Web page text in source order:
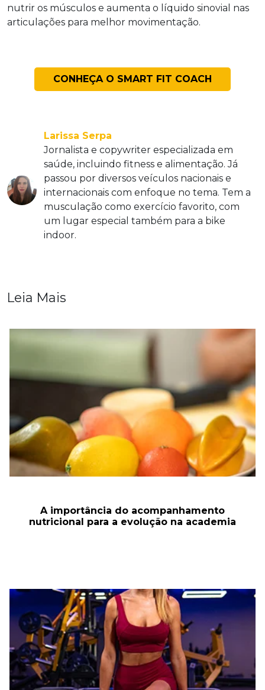
nutrir os músculos e aumenta o líquido sinovial nas
articulações para melhor movimentação.
CONHEÇA O SMART FIT COACH
Larissa Serpa
Jornalista e copywriter especializada em
saúde, incluindo fitness e alimentação. Já
passou por diversos veículos nacionais e
internacionais com enfoque no tema. Tem a
musculação como exercício favorito, com
um lugar especial também para a bike
indoor.
Leia Mais
A importância do acompanhamento
nutricional para a evolução na academia